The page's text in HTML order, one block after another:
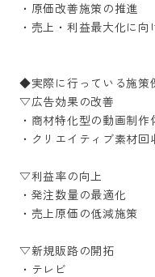
・原価改善施策の推進
・売上・利益最大化に
◆実際に行っている施
▽広告効果の改善
・商材特化型の動画制作
・クリエイティブ素材回
▽利益率の向上
・発注数量の最適化
・売上原価の低減施策
▽新規販路の開拓
・テレビ